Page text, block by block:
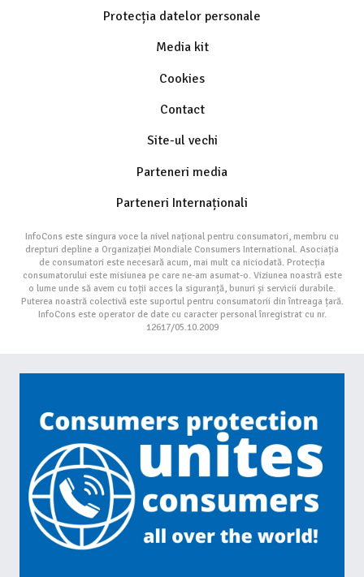
Protecția datelor personale
Media kit
Cookies
Contact
Site-ul vechi
Parteneri media
Parteneri Internaționali
InfoCons este singura voce la nivel național pentru consumatori, membru cu
drepturi depline a Organizației Mondiale Consumers International. Asociația
de consumatori este necesară acum, mai mult ca niciodată. Protecția
consumatorului este misiunea pe care ne-am asumat-o. Viziunea noastră este
o lume unde să avem cu toții acces la siguranță, bunuri și servicii durabile.
Puterea noastră colectivă este suportul pentru consumatorii din întreaga țară.
InfoCons este operator de date cu caracter personal înregistrat cu nr.
12617/05.10.2009